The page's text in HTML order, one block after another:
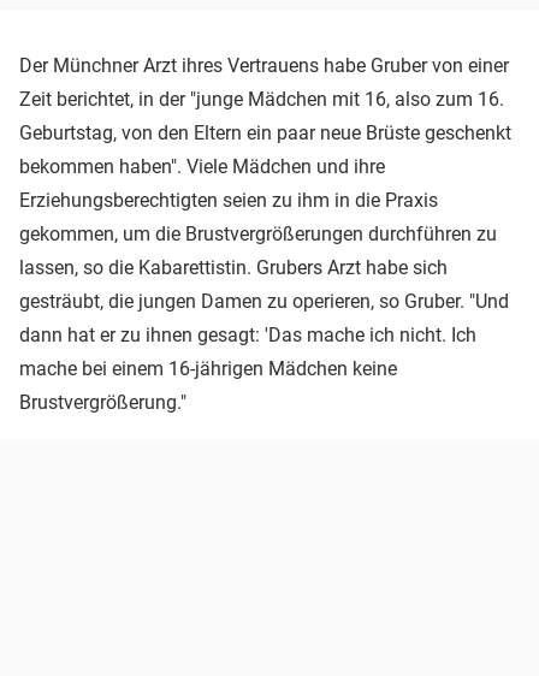
Der Münchner Arzt ihres Vertrauens habe Gruber von einer
Zeit berichtet, in der "junge Mädchen mit 16, also zum 16.
Geburtstag, von den Eltern ein paar neue Brüste geschenkt
bekommen haben". Viele Mädchen und ihre
Erziehungsberechtigten seien zu ihm in die Praxis
gekommen, um die Brustvergrößerungen durchführen zu
lassen, so die Kabarettistin. Grubers Arzt habe sich
gesträubt, die jungen Damen zu operieren, so Gruber. "Und
dann hat er zu ihnen gesagt: 'Das mache ich nicht. Ich
mache bei einem 16-jährigen Mädchen keine
Brustvergrößerung."